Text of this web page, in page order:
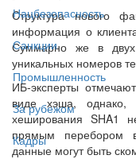
Нацбезопасность
Санкции
Промышленность
За рубежом
Кадры
Cтруктура нового
информация о
Суммарно же в
уникальных номеров
ИБ-эксперты
виде хэша, однако,
хеширования SHA1
прямым перебором
данные могут быть